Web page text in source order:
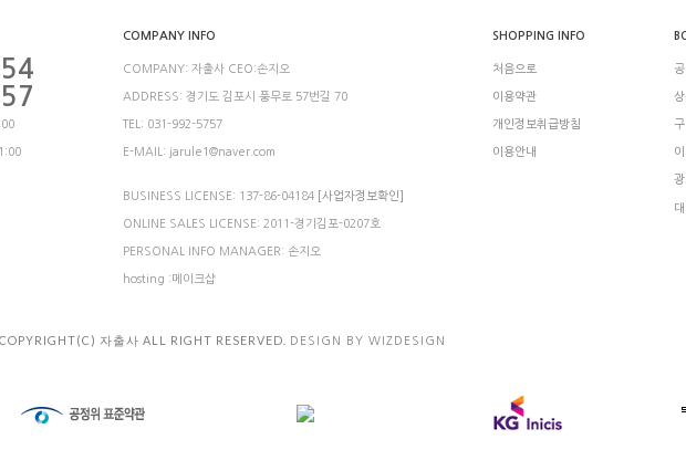
COMPANY INFO
COMPANY: 자출사 CEO:손지오
ADDRESS: 경기도 김포시 풍무로 57번길 70
TEL: 031-992-5757
E-MAIL: jarule1@naver.com
BUSINESS LICENSE: 137-86-04184 [사업자정보확인]
ONLINE SALES LICENSE: 2011-경기김포-0207호
PERSONAL INFO MANAGER: 손지오
hosting :메이크샵
SHOPPING INFO
처음으로
이용약관
개인정보취급방침
이용안내
COPYRIGHT(C) 자출사 ALL RIGHT RESERVED. DESIGN BY WIZDESIGN